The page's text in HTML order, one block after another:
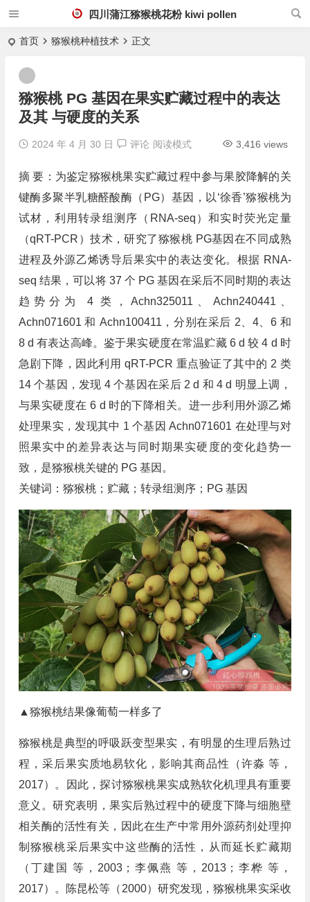
四川蒲江猕猴桃花粉 kiwi pollen
首页 猕猴桃种植技术 正文
猕猴桃 PG 基因在果实贮藏过程中的表达
及其 与硬度的关系
2024 年 4 月 30 日 评论 3,416 views
阅读模式
摘 要：为鉴定猕猴桃果实贮藏过程中参与果胶降解的关
键酶多聚半乳糖醛酸酶（PG）基因，以‘徐香’猕猴桃为
试材，利用转录组测序（RNA-seq）和实时荧光定量
（qRT-PCR）技术，研究了猕猴桃 PG基因在不同成熟
进程及外源乙烯诱导后果实中的表达变化。根据 RNA-
seq 结果，可以将 37 个 PG 基因在采后不同时期的表达
趋势分为 4 类，Achn325011、Achn240441、
Achn071601 和 Achn100411，分别在采后 2、4、6 和
8 d 有表达高峰。鉴于果实硬度在常温贮藏 6 d 较 4 d 时
急剧下降，因此利用 qRT-PCR 重点验证了其中的 2 类
14 个基因，发现 4 个基因在采后 2 d 和 4 d 明显上调，
与果实硬度在 6 d 时的下降相关。进一步利用外源乙烯
处理果实，发现其中 1 个基因 Achn071601 在处理与对
照果实中的差异表达与同时期果实硬度的变化趋势一
致，是猕猴桃关键的 PG 基因。
关键词：猕猴桃；贮藏；转录组测序；PG 基因
▲猕猴桃结果像葡萄一样多了
猕猴桃是典型的呼吸跃变型果实，有明显的生理后熟过
程，采后果实质地易软化，影响其商品性（许淼 等，
2017）。因此，探讨猕猴桃果实成熟软化机理具有重要
意义。研究表明，果实后熟过程中的硬度下降与细胞壁
相关酶的活性有关，因此在生产中常用外源药剂处理抑
制猕猴桃采后果实中这些酶的活性，从而延长贮藏期
（丁建国 等，2003；李佩燕 等，2013；李桦 等，
2017）。陈昆松等（2000）研究发现，猕猴桃果实采收